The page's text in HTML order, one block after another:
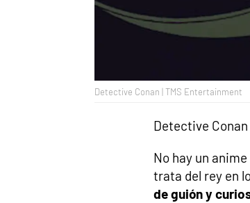
Detective Conan | TMS Entertainment
Detective Conan
No hay un
trata del rey en
de guión y